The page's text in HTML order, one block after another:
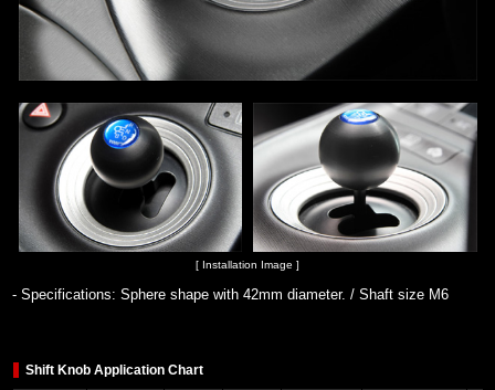
[ Installation Image ]
- Specifications: Sphere shape with 42mm diameter. / Shaft size M6
Shift Knob Application Chart